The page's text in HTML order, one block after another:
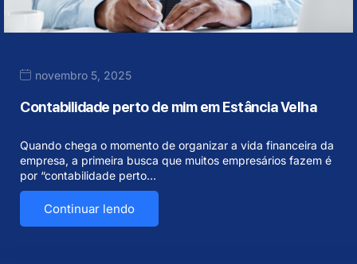
novembro 5, 2025
Contabilidade perto de mim em Estância Velha
Quando chega o momento de organizar a vida financeira da
empresa, a primeira busca que muitos empresários fazem é
por “contabilidade perto…
Continuar lendo